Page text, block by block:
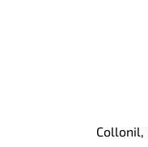
Collonil,